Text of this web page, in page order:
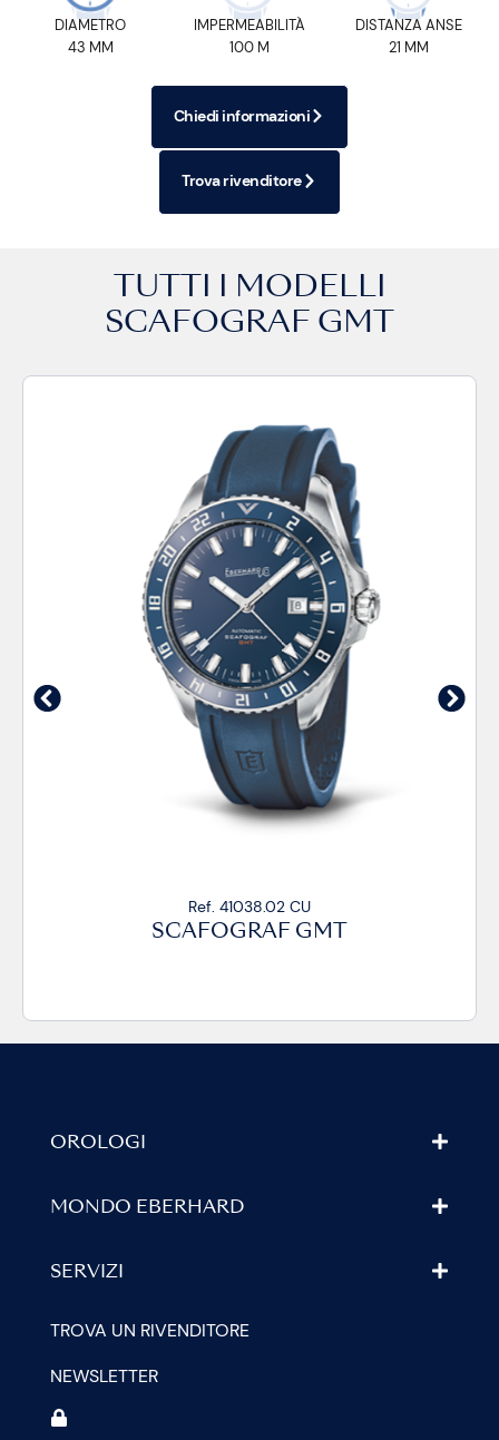
DIAMETRO
43 MM
IMPERMEABILITÀ
100 M
DISTANZA ANSE
21 MM
Chiedi informazioni
Trova rivenditore
TUTTI I MODELLI
SCAFOGRAF GMT
Ref. 41038.02 CU
SCAFOGRAF GMT
OROLOGI
MONDO EBERHARD
SERVIZI
TROVA UN RIVENDITORE
NEWSLETTER